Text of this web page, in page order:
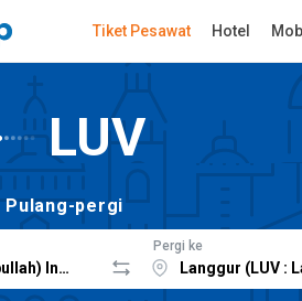
Tiket Pesawat Hotel
LUV
Pulang-pergi
Pergi ke